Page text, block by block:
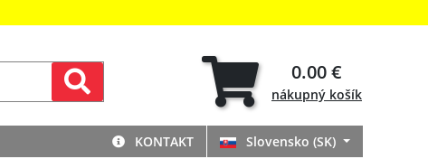
0.00 €
nákupný košík
KONTAKT Slovensko (SK)